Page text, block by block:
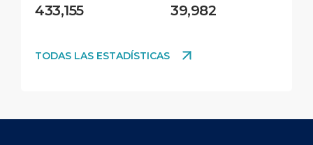
433,155 39,982
TODAS LAS ESTADÍSTICAS